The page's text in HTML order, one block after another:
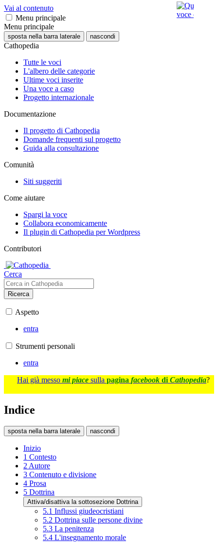
Vai al contenuto
Menu principale
Menu principale
sposta nella barra laterale nascondi
Cathopedia
Tutte le voci
L'albero delle categorie
Ultime voci inserite
Una voce a caso
Progetto internazionale
Documentazione
Il progetto di Cathopedia
Domande frequenti sul progetto
Guida alla consultazione
Comunità
Siti suggeriti
Come aiutare
Spargi la voce
Collabora economicamente
Il plugin di Cathopedia per Wordpress
Contributori
Cerca
Ricerca
Aspetto
entra
Strumenti personali
entra
Hai già messo mi piace sulla pagina facebook di Cathopedia?
Indice
sposta nella barra laterale nascondi
Inizio
1 Contesto
2Autore
3 Contenuto e divisione
4 Prosa
5 Dottrina
Attiva/disattiva la sottosezione Dottrina
5.1 Influssi giudeocristiani
5.2 Dottrina sulle persone divine
5.3 La penitenza
5.4 L'insegnamento morale